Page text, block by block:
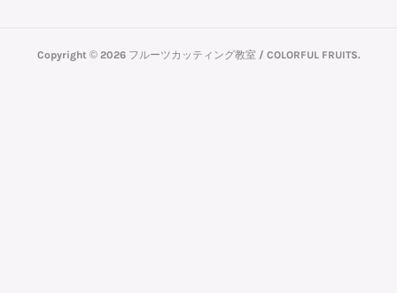
Copyright © 2026 フルーツカッティング教室 / COLORFUL FRUITS.